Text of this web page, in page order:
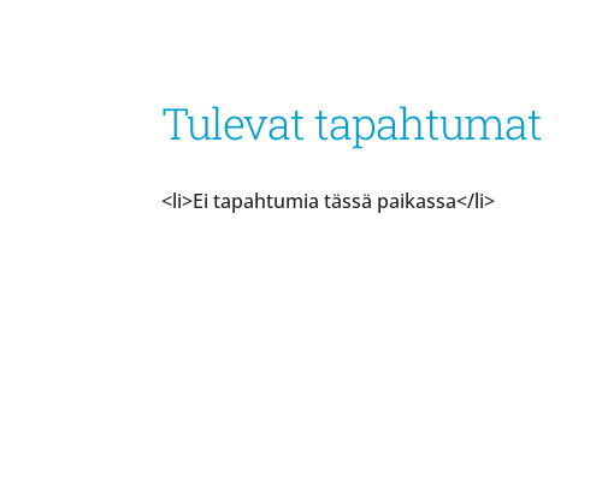
Tulevat tapahtumat
<li>Ei tapahtumia tässä paikassa</li>